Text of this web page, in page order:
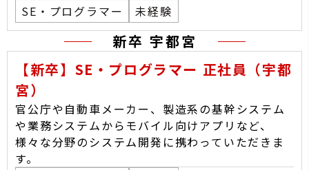
SE・プログラマー
未経験
新卒 宇都宮
【新卒】SE・プログラマー 正社員（宇都
宮）
官公庁や自動車メーカー、製造系の基幹システム
や業務システムからモバイル向けアプリなど、
様々な分野のシステム開発に携わっていただきま
す。